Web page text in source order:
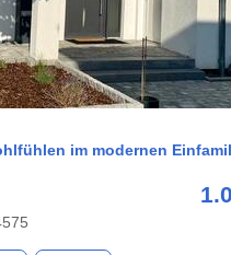
im modernen